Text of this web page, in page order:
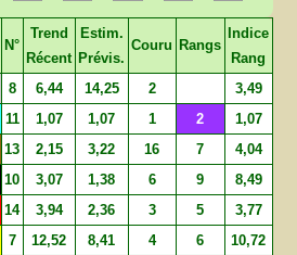
N°
Trend
Récent
Estim.
Prévis.
Couru Rangs
Indice
Rang
8 6,44 14,25 2 3,49
11 1,07 1,07 1 2 1,07
13 2,15 3,22 16 7 4,04
10 3,07 1,38 6 9 8,49
14 3,94 2,36 3 5 3,77
7 12,52 8,41 4 6 10,72